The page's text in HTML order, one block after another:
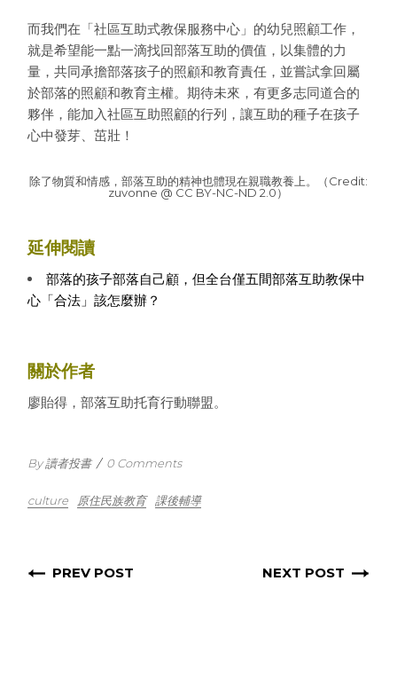
而我們在「社區互助式教保服務中心」的幼兒照顧工作，
就是希望能一點一滴找回部落互助的價值，以集體的力
量，共同承擔部落孩子的照顧和教育責任，並嘗試拿回屬
於部落的照顧和教育主權。期待未來，有更多志同道合的
夥伴，能加入社區互助照顧的行列，讓互助的種子在孩子
心中發芽、茁壯！
除了物質和情感，部落互助的精神也體現在親職教養上。（Credit:
zuvonne @ CC BY-NC-ND 2.0）
延伸閱讀
部落的孩子部落自己顧，但全台僅五間部落互助教保中
心「合法」該怎麼辦？
關於作者
廖貽得，部落互助托育行動聯盟。
By 讀者投書 / 0 Comments
culture 原住民族教育 課後輔導
PREV POST NEXT POST